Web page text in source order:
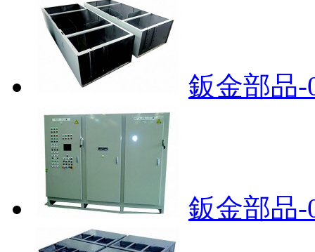
鈑金部品-
鈑金部品-